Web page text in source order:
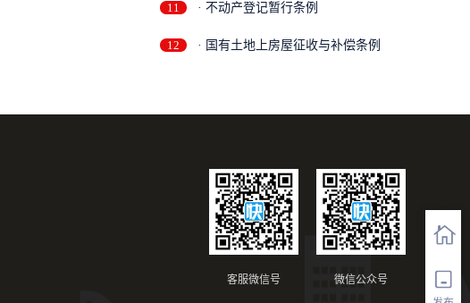
11 · 不动产登记暂行条例
12 · 国有土地上房屋征收与补偿条例
微信公众号
客服微信号